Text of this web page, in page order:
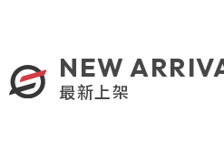
NEW
最新上架